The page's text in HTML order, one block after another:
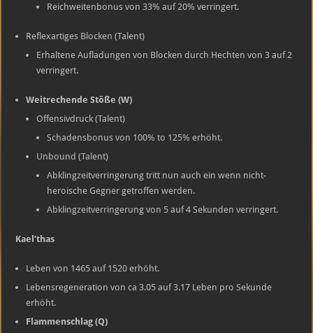
Reichweitenbonus von 33% auf 20% verringert.
Reflexartiges Blocken (Talent)
Erhaltene Aufladungen von Blocken durch Hechten von 3 auf 2
verringert.
Weitrechende Stöße (W)
Offensivdruck (Talent)
Schadensbonus von 100% to 125% erhöht.
Unbound (Talent)
Abklingzeitverringerung tritt nun auch ein wenn nicht-
heroische Gegner getroffen werden.
Abklingzeitverringerung von 5 auf 4 Sekunden verringert.
Kael’thas
Leben von 1465 auf 1520 erhöht.
Lebensregeneration von ca 3.05 auf 3.17 Leben pro Sekunde
erhöht.
Flammenschlag (Q)